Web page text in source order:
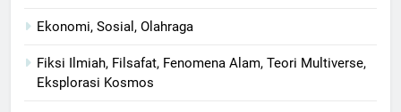
Ekonomi, Sosial, Olahraga
Fiksi Ilmiah, Filsafat, Fenomena Alam, Teori Multiverse,
Eksplorasi Kosmos